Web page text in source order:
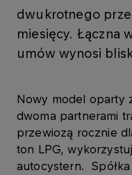
dwukrotnego
miesięcy. Łączna
umów wynosi
Nowy model oparty
dwoma partnerami
przewiozą rocznie
ton LPG,
autocystern.